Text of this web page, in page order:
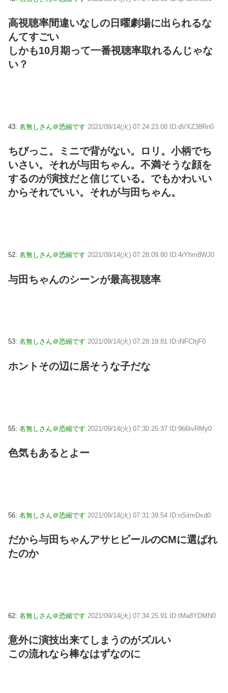
高視聴率間違いなしの日曜劇場に出られるな
んてすごい
しかも10月期って一番視聴率取れるんじゃな
い？
43: 名無しさん＠恐縮です 2021/09/14(火) 07:24:23.08 ID:dVXZ38Rn0
ちびっこ。ミニで背がない。ロリ。小柄でち
いさい。それが与田ちゃん。不満そうな顔を
するのが演技だと信じている。でもかわいい
からそれでいい。それが与田ちゃん。
52: 名無しさん＠恐縮です 2021/09/14(火) 07:28:09.80 ID:4rYhm8WJ0
与田ちゃんのシーンが最高視聴率
53: 名無しさん＠恐縮です 2021/09/14(火) 07:28:19.81 ID:iNFCltjF0
ホントその辺に居そうな子だな
55: 名無しさん＠恐縮です 2021/09/14(火) 07:30:25.37 ID:966tvRMy0
色気もあるとよー
56: 名無しさん＠恐縮です 2021/09/14(火) 07:31:39.54 ID:nSitmDxd0
だから与田ちゃんアサヒビールのCMに選ばれ
たのか
62: 名無しさん＠恐縮です 2021/09/14(火) 07:34:25.91 ID:tMa8YDMN0
意外に演技出来てしまうのがズルい
この流れなら棒なはずなのに